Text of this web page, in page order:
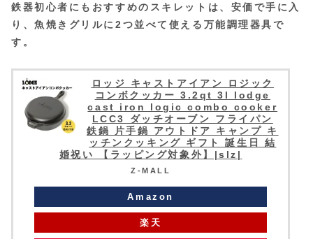
鉄器初心者にもおすすめのスキレットは、安価で手に入
り、魚焼きグリルに2つ並べて使える万能調理器具で
す。
ロッジ キャストアイアン ロジック
コンボクッカー 3.2qt 3l lodge
cast iron logic combo cooker
LCC3 ダッチオーブン フライパン
鉄鍋 片手鍋 アウトドア キャンプ キ
ッチンクッキング ギフト 誕生日 結
婚祝い 【ラッピング対象外】|slz|
Z-MALL
Amazon
楽天